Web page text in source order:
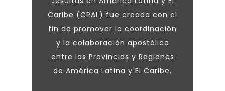
Caribe (CPAL) fue creada con el
fin de promover la coordinación
y la colaboración apostólica
entre las Provincias y Regiones
de América Latina y El Caribe.